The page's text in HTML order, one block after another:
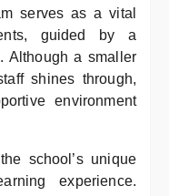
serves as a vital
guided by a
Although a smaller
shines through,
environment
school’s unique
experience.